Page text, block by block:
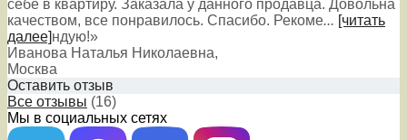
себе в квартиру. Заказала у данного продавца. Довольна
качеством, все понравилось. Спасибо. Рекоме... [читать
далее]ндую!»
Иванова Наталья Николаевна,
Москва
Оставить отзыв
Все отзывы (16)
Мы в социальных сетях